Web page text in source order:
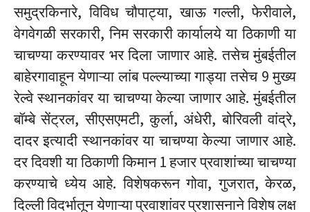
समुद्रकिनारे, विविध चौपाट्या, खाऊ गल्ली, फेरीवाले,
वेगवेगळी सरकारी, निम सरकारी कार्यालये या ठिकाणी या
चाचण्या करण्यावर भर दिला जाणार आहे. तसेच मुंबईतील
बाहेरगावाहून येणाऱ्या लांब पल्ल्याच्या गाड्या तसेच 9 मुख्य
रेल्वे स्थानकांवर या चाचण्या केल्या जाणार आहे. मुंबईतील
बॉम्बे सेंट्रल, सीएसएमटी, कुर्ला, अंधेरी, बोरिवली वांद्रे,
दादर इत्यादी स्थानकांवर या चाचण्या केल्या जाणार आहे.
दर दिवशी या ठिकाणी किमान 1 हजार प्रवाशांच्या चाचण्या
करण्याचे ध्येय आहे. विशेषकरून गोवा, गुजरात, केरळ,
दिल्ली विदर्भातून येणाऱ्या प्रवाशांवर प्रशासनाने विशेष लक्ष